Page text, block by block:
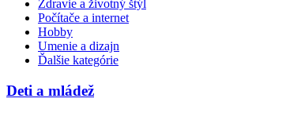
Zdravie a životný štýl
Počítače a internet
Hobby
Umenie a dizajn
Ďalšie kategórie
Deti a mládež